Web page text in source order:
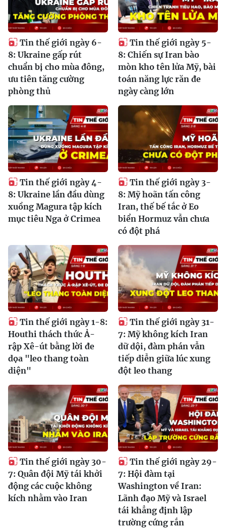
Tin thế giới ngày 6-
8: Ukraine gấp rút
chuẩn bị cho mùa đông,
ưu tiên tăng cường
phòng thủ
Tin thế giới ngày 5-
8: Chiến sự Iran bào
mòn kho tên lửa Mỹ, bài
toán năng lực răn đe
ngày càng lớn
Tin thế giới ngày 4-
8: Ukraine lần đầu dùng
xuồng Magura tập kích
mục tiêu Nga ở Crimea
Tin thế giới ngày 3-
8: Mỹ hoãn tấn công
Iran, thế bế tắc ở Eo
biển Hormuz vẫn chưa
có đột phá
Tin thế giới ngày 1-8:
Houthi thách thức Ả-
rập Xê-út bằng lời đe
dọa "leo thang toàn
diện"
Tin thế giới ngày 31-
7: Mỹ không kích Iran
dữ dội, đàm phán vẫn
tiếp diễn giữa lúc xung
đột leo thang
Tin thế giới ngày 30-
7: Quân đội Mỹ tái khởi
động các cuộc không
kích nhằm vào Iran
Tin thế giới ngày 29-
7: Hội đàm tại
Washington về Iran:
Lãnh đạo Mỹ và Israel
tái khẳng định lập
trường cứng rắn